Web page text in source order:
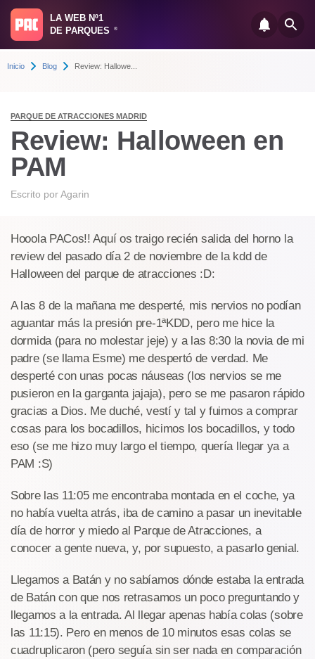
LA WEB Nº1
DE PARQUES
®
Inicio Blog Review: Hallowe...
PARQUE DE ATRACCIONES MADRID
Review: Halloween en
PAM
Escrito porAgarin
Hooola PACos!! Aquí os traigo recién salida del horno la
review del pasado día 2 de noviembre de la kdd de
Halloween del parque de atracciones :D:
A las 8 de la mañana me desperté, mis nervios no podían
aguantar más la presión pre-1ªKDD, pero me hice la
dormida (para no molestar jeje) y a las 8:30 la novia de mi
padre (se llama Esme) me despertó de verdad. Me
desperté con unas pocas náuseas (los nervios se me
pusieron en la garganta jajaja), pero se me pasaron rápido
gracias a Dios. Me duché, vestí y tal y fuimos a comprar
cosas para los bocadillos, hicimos los bocadillos, y todo
eso (se me hizo muy largo el tiempo, quería llegar ya a
PAM :S)
Sobre las 11:05 me encontraba montada en el coche, ya
no había vuelta atrás, iba de camino a pasar un inevitable
día de horror y miedo al Parque de Atracciones, a
conocer a gente nueva, y, por supuesto, a pasarlo genial.
Llegamos a Batán y no sabíamos dónde estaba la entrada
de Batán con que nos retrasamos un poco preguntando y
llegamos a la entrada. Al llegar apenas había colas (sobre
las 11:15). Pero en menos de 10 minutos esas colas se
cuadruplicaron (pero seguía sin ser nada en comparación